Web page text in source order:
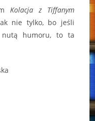
Kolacja z Tiffanym
nie tylko, bo jeśli
nutą humoru, to ta